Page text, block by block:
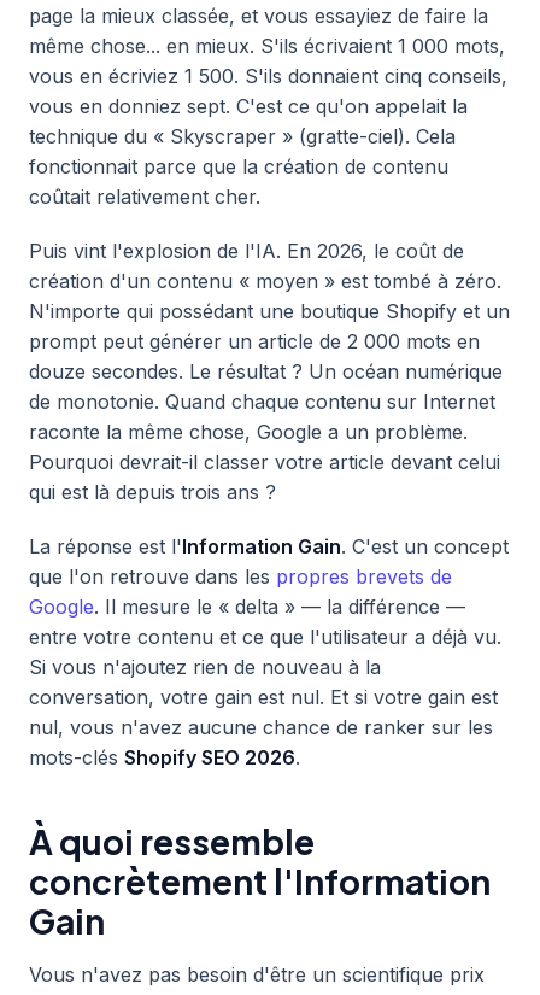
page la mieux classée, et vous essayiez de faire la
même chose... en mieux. S'ils écrivaient 1 000 mots,
vous en écriviez 1 500. S'ils donnaient cinq conseils,
vous en donniez sept. C'est ce qu'on appelait la
technique du « Skyscraper » (gratte-ciel). Cela
fonctionnait parce que la création de contenu
coûtait relativement cher.
Puis vint l'explosion de l'IA. En 2026, le coût de
création d'un contenu « moyen » est tombé à zéro.
N'importe qui possédant une boutique Shopify et un
prompt peut générer un article de 2 000 mots en
douze secondes. Le résultat ? Un océan numérique
de monotonie. Quand chaque contenu sur Internet
raconte la même chose, Google a un problème.
Pourquoi devrait-il classer votre article devant celui
qui est là depuis trois ans ?
La réponse est l'Information Gain. C'est un concept
que l'on retrouve dans les propres brevets de
Google. Il mesure le « delta » — la différence —
entre votre contenu et ce que l'utilisateur a déjà vu.
Si vous n'ajoutez rien de nouveau à la
conversation, votre gain est nul. Et si votre gain est
nul, vous n'avez aucune chance de ranker sur les
mots-clés Shopify SEO 2026.
À quoi ressemble
concrètement l'Information
Gain
Vous n'avez pas besoin d'être un scientifique prix